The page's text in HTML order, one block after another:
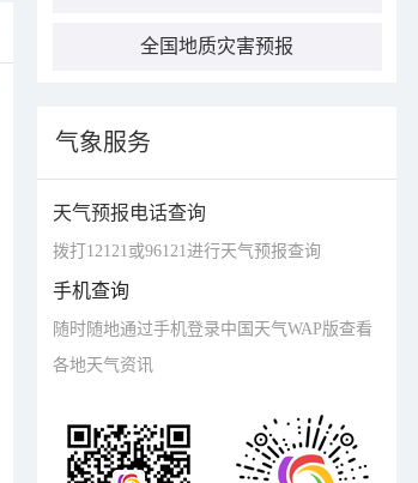
全国地质灾害预报
气象服务
天气预报电话查询
拨打12121或96121进行天气预报查询
手机查询
随时随地通过手机登录中国天气WAP版查看
各地天气资讯